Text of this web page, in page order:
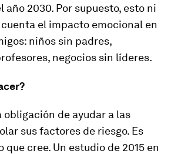
año 2030. Por supuesto, esto ni
el impacto emocional en
niños sin padres,
negocios sin líderes.
obligación de ayudar a las
sus factores de riesgo. Es
que cree. Un estudio de 2015 en